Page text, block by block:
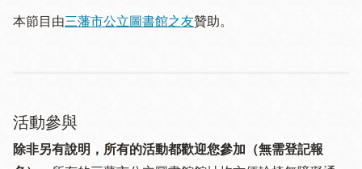
本節目由三藩市公立圖書館之友贊助。
活動參與
除非另有說明，所有的活動都歡迎您參加（無需登記報